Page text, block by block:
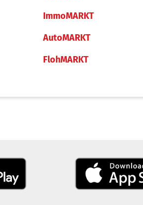
ImmoMARKT
AutoMARKT
FlohMARKT